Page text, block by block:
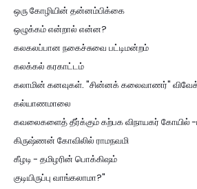
ஒரு கோழியின் தன்னம்பிக்கை
ஒழுக்கம் என்றால் என்ன?
கலகலப்பான நகைச்சுவை பட்டிமன்றம்
கலக்கல் கரகாட்டம்
கலாமின் கனவுகள். "சின்னக் கலைவாணர்"
கல்யாணமாலை
கவலைகளைத் தீர்க்கும் கற்பக விநாயகர் கோயில் -
கிருஷ்ணன் கோவிலில் ராமநவமி
கீழடி - தமிழரின் பொக்கிஷம்
குடியிருப்பு வாங்கலாமா?"